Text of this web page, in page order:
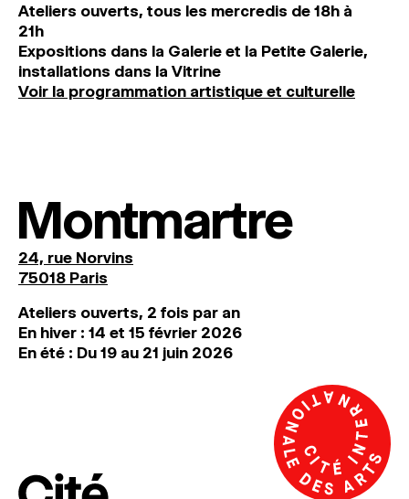
Ateliers ouverts, tous les mercredis de 18h à
21h
Expositions dans la Galerie et la Petite Galerie,
installations dans la Vitrine
Voir la programmation artistique et culturelle
Montmartre
24, rue Norvins
75018 Paris
Ateliers ouverts, 2 fois par an
En hiver : 14 et 15 février 2026
En été : Du 19 au 21 juin 2026